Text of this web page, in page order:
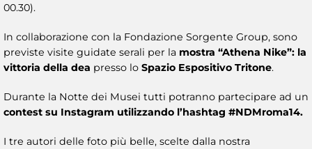
00.30).
In collaborazione con la Fondazione Sorgente Group, sono
previste visite guidate serali per la mostra “Athena Nike”: la
vittoria della dea presso lo Spazio Espositivo Tritone.
Durante la Notte dei Musei tutti potranno partecipare ad un
contest su Instagram utilizzando l’hashtag #NDMroma14.
I tre autori delle foto più belle, scelte dalla nostra